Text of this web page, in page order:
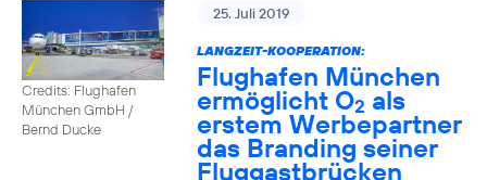
Credits: Flughafen
München GmbH /
Bernd Ducke
25. Juli 2019
LANGZEIT-KOOPERATION:
Flughafen München
ermöglicht O2 als
erstem Werbepartner
das Branding seiner
Fluggastbrücken